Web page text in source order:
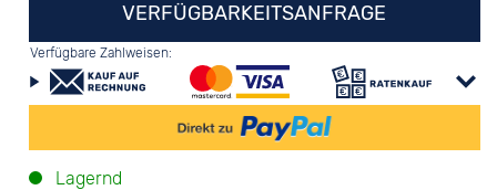
VERFÜGBARKEITSANFRAGE
Verfügbare Zahlweisen:
Lagernd